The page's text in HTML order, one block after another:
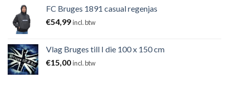
FC Bruges 1891 casual regenjas
€54,99incl. btw
Vlag Bruges till I die 100 x 150 cm
€15,00incl. btw